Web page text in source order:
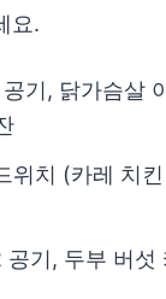
요.
기, 닭가슴살
위치 (카레 치
공기, 두부 버섯